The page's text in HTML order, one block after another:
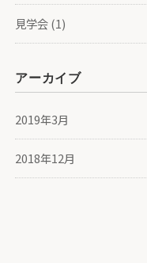
見学会(1)
アーカイブ
2019年3月
2018年12月